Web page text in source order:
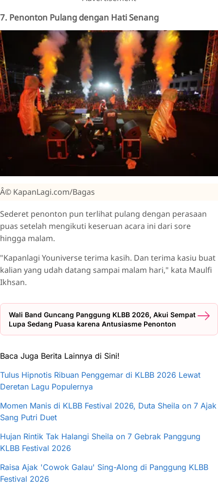
7. Penonton Pulang dengan Hati Senang
Â© KapanLagi.com/Bagas
Sederet penonton pun terlihat pulang dengan perasaan
puas setelah mengikuti keseruan acara ini dari sore
hingga malam.
"Kapanlagi Youniverse terima kasih. Dan terima kasiu buat
kalian yang udah datang sampai malam hari," kata Maulfi
Ikhsan.
Wali Band Guncang Panggung KLBB 2026, Akui Sempat
Lupa Sedang Puasa karena Antusiasme Penonton
Baca Juga Berita Lainnya di Sini!
Tulus Hipnotis Ribuan Penggemar di KLBB 2026 Lewat
Deretan Lagu Populernya
Momen Manis di KLBB Festival 2026, Duta Sheila on 7 Ajak
Sang Putri Duet
Hujan Rintik Tak Halangi Sheila on 7 Gebrak Panggung
KLBB Festival 2026
Raisa Ajak 'Cowok Galau' Sing-Along di Panggung KLBB
Festival 2026